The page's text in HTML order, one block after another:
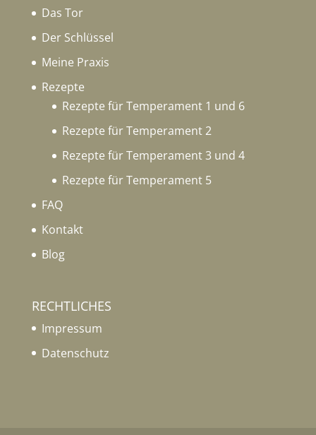
Das Tor
Der Schlüssel
Meine Praxis
Rezepte
Rezepte für Temperament 1 und 6
Rezepte für Temperament 2
Rezepte für Temperament 3 und 4
Rezepte für Temperament 5
FAQ
Kontakt
Blog
RECHTLICHES
Impressum
Datenschutz